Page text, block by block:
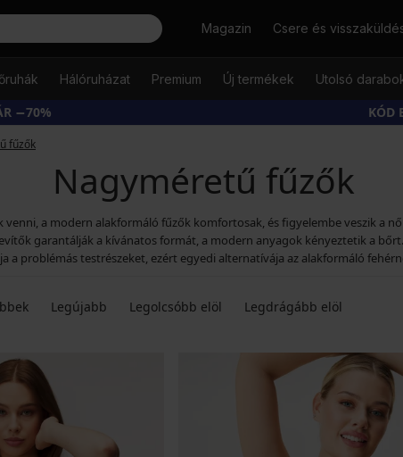
KeresésMagazin Csere és
Hálóruházat Premium Új termékek Utolsó
−70% KÓD
fűzők
Nagyméretű fűzők
a modern alakformáló fűzők komfortosak, és figyelembe veszik a
garantálják a kívánatos formát, a modern anyagok kényeztetik a
a problémás testrészeket, ezért egyedi alternatívája az alakformáló
Legújabb Legolcsóbb elöl Legdrágább elöl